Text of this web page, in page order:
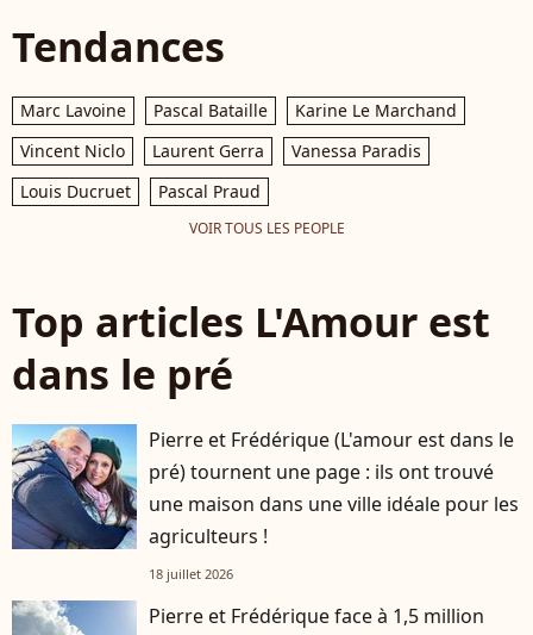
Tendances
Marc Lavoine Pascal Bataille
Karine Le Marchand
Vincent Niclo
Laurent Gerra
Vanessa Paradis
Louis Ducruet
Pascal Praud
VOIR TOUS LES PEOPLE
Top articles L'Amour est
dans le pré
Pierre et Frédérique (L'amour est dans le
pré) tournent une page : ils ont trouvé
une maison dans une ville idéale pour les
agriculteurs !
18 juillet 2026
Pierre et Frédérique face à 1,5 million